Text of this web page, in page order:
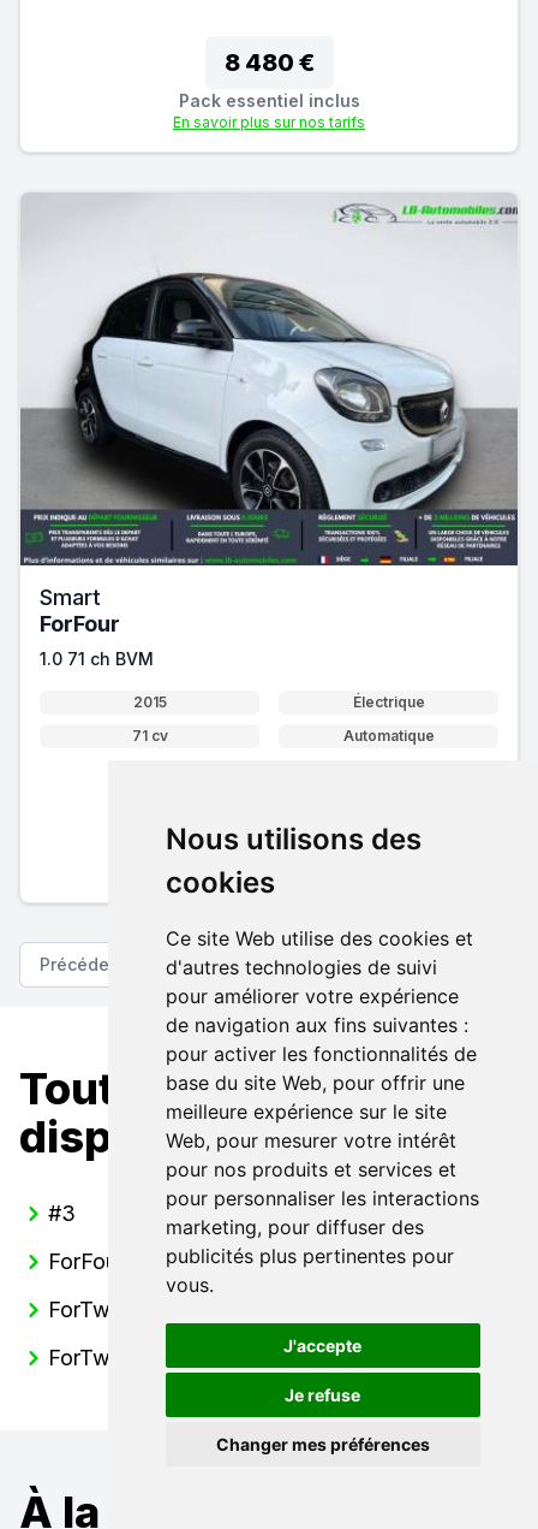
Nous utilisons des
cookies
Ce site Web utilise des cookies et
d'autres technologies de suivi
pour améliorer votre expérience
de navigation aux fins suivantes :
pour activer les fonctionnalités de
base du site Web, pour offrir une
meilleure expérience sur le site
Web, pour mesurer votre intérêt
pour nos produits et services et
pour personnaliser les interactions
marketing, pour diffuser des
publicités plus pertinentes pour
vous.
J'accepte
Je refuse
Changer mes préférences
8 480 €
Pack essentiel inclus
En savoir plus sur nos tarifs
Smart
ForFour
1.0 71 ch BVM
2015
Électrique
71 cv
Automatique
Pack essentiel inclus
En savoir plus sur nos tarifs
Précédent Suivant
Toutes nos Smart
disponibles
#3
ForFour
ForTwo Cabrio
ForTwo Coupé
À la recherche d'un